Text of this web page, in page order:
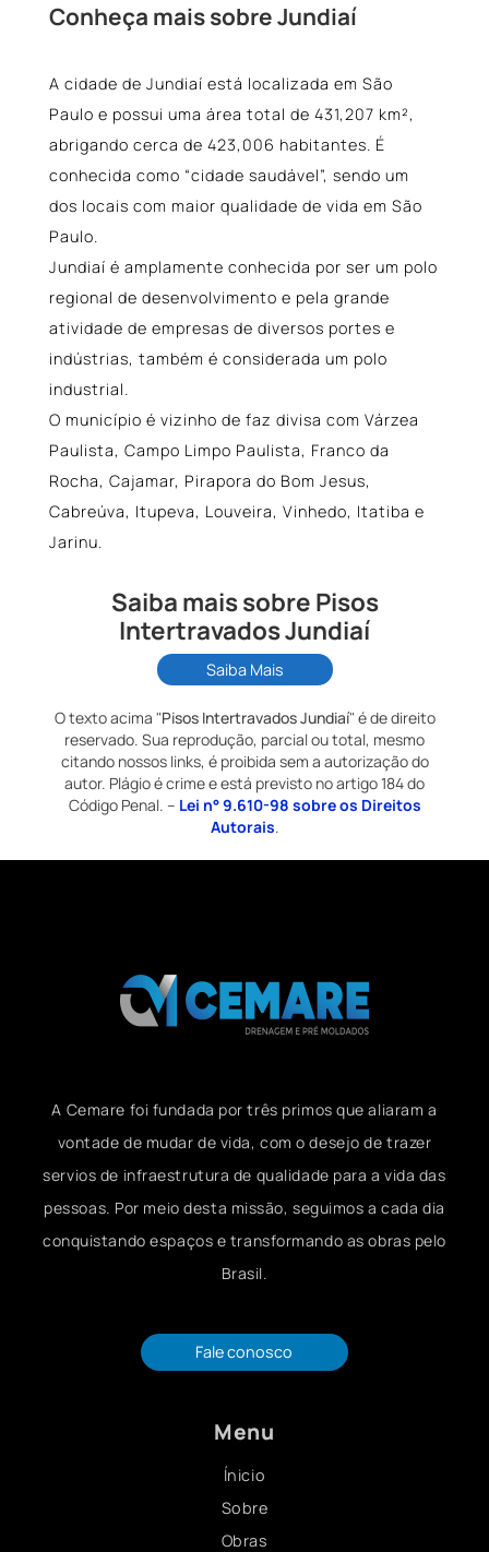
Conheça mais sobre Jundiaí
A cidade de Jundiaí está localizada em São
Paulo e possui uma área total de 431,207 km²,
abrigando cerca de 423,006 habitantes. É
conhecida como “cidade saudável”, sendo um
dos locais com maior qualidade de vida em São
Paulo.
Jundiaí é amplamente conhecida por ser um polo
regional de desenvolvimento e pela grande
atividade de empresas de diversos portes e
indústrias, também é considerada um polo
industrial.
O município é vizinho de faz divisa com Várzea
Paulista, Campo Limpo Paulista, Franco da
Rocha, Cajamar, Pirapora do Bom Jesus,
Cabreúva, Itupeva, Louveira, Vinhedo, Itatiba e
Jarinu.
Saiba mais sobre Pisos
Intertravados Jundiaí
Saiba Mais
O texto acima "Pisos Intertravados Jundiaí" é de direito
reservado. Sua reprodução, parcial ou total, mesmo
citando nossos links, é proibida sem a autorização do
autor. Plágio é crime e está previsto no artigo 184 do
Código Penal. – Lei n° 9.610-98 sobre os Direitos
Autorais.
A Cemare foi fundada por três primos que aliaram a
vontade de mudar de vida, com o desejo de trazer
servios de infraestrutura de qualidade para a vida das
pessoas. Por meio desta missão, seguimos a cada dia
conquistando espaços e transformando as obras pelo
Brasil.
Fale conosco
Menu
Ínicio
Sobre
Obras